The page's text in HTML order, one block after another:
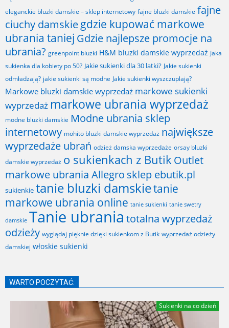
eleganckie bluzki damskie – sklep internetowy fajne bluzki damskie fajne
ciuchy damskiegdzie kupować markowe
ubrania taniej Gdzie najlepsze promocje na
ubrania? greenpoint bluzki H&M bluzki damskie wyprzedaż Jaka
sukienka dla kobiety po 50? Jakie sukienki dla 30 latki? Jakie sukienki
odmładzają? jakie sukienki są modne Jakie sukienki wyszczuplają?
Markowe bluzki damskie wyprzedaż markowe sukienki
wyprzedaż markowe ubrania wyprzedaż
modne bluzki damskie Modne ubrania sklep
internetowy mohito bluzki damskie wyprzedaż największe
wyprzedaże ubrań odzież damska wyprzedaże orsay bluzki
damskie wyprzedaż o sukienkach z Butik Outlet
markowe ubrania Allegro sklep ebutik.pl
sukienkie tanie bluzki damskietanie
markowe ubrania online tanie sukienki tanie swetry
damskie Tanie ubrania totalna wyprzedaż
odzieży wyglądaj pięknie dzięki sukienkom z Butik wyprzedaż odzieży
damskiej włoskie sukienki
WARTO POCZYTAĆ:
Sukienki na co dzień